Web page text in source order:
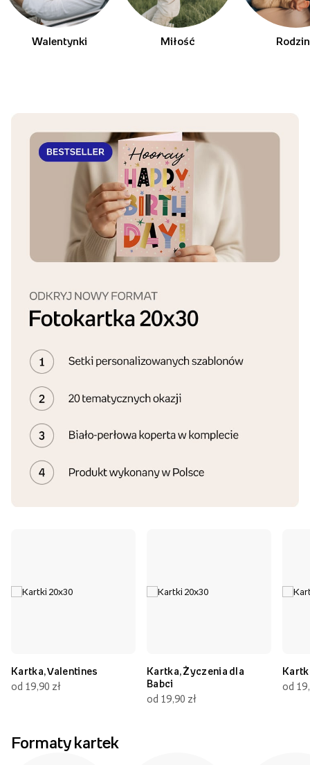
Walentynki Miłość
Kartka, Valentines
od 19,90 zł
Kartka, Życzenia dla
Babci
od 19,90 zł
od
Formaty kartek